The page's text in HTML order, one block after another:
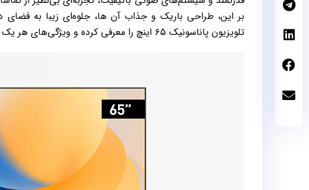
بر این، طراحی باریک و جذاب آن‌ ها، جلوه‌ای زیبا به
تلویزیون پاناسونیک ۶۵ اینچ را معرفی کرده و ویژگی‌های هر یک را بررسی خواهیم کرد.